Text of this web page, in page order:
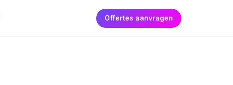
Offertes aanvragen